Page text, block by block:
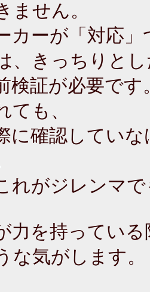
ません。
ーが「対応」
、きっちりと
証が必要です
ても、
確認していな
がジレンマで
力を持ってい
な気がします。